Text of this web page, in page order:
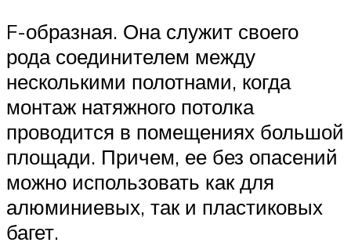
F-образная. Она служит своего
рода соединителем между
несколькими полотнами, когда
монтаж натяжного потолка
проводится в помещениях большой
площади. Причем, ее без опасений
можно использовать как для
алюминиевых, так и пластиковых
багет.